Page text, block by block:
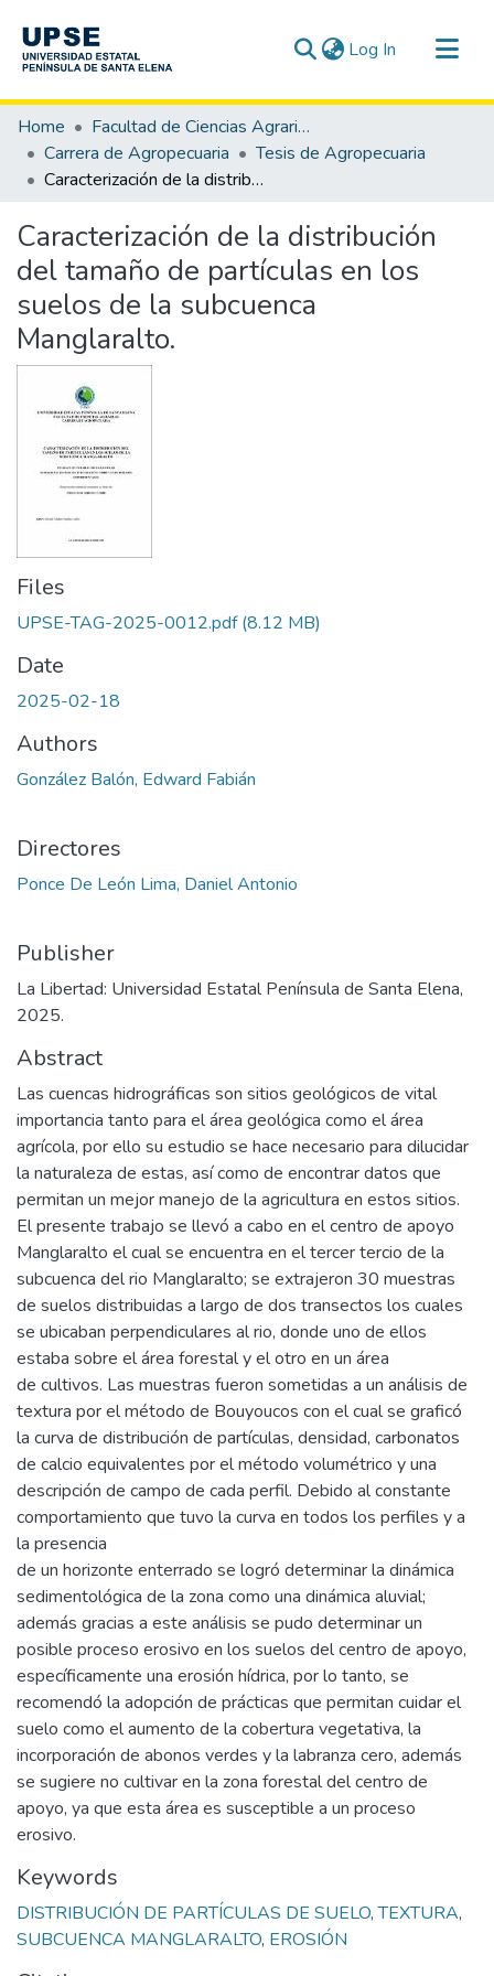
Log In (current)
Communities & Collections
All of DSpace
Statistics
Home
Facultad de Ciencias Agrarias
Carrera de Agropecuaria
Tesis de Agropecuaria
Caracterización de la distribución del tamaño de partículas en los suelos de la subcuenca Manglaralto.
Caracterización de la distribución
del tamaño de partículas en los
suelos de la subcuenca
Manglaralto.
Files
UPSE-TAG-2025-0012.pdf(8.12 MB)
Date
2025-02-18
Authors
González Balón, Edward Fabián
Directores
Ponce De León Lima, Daniel Antonio
Publisher
La Libertad: Universidad Estatal Península de Santa Elena,
2025.
Abstract
Las cuencas hidrográficas son sitios geológicos de vital
importancia tanto para el área geológica como el área
agrícola, por ello su estudio se hace necesario para dilucidar
la naturaleza de estas, así como de encontrar datos que
permitan un mejor manejo de la agricultura en estos sitios.
El presente trabajo se llevó a cabo en el centro de apoyo
Manglaralto el cual se encuentra en el tercer tercio de la
subcuenca del rio Manglaralto; se extrajeron 30 muestras
de suelos distribuidas a largo de dos transectos los cuales
se ubicaban perpendiculares al rio, donde uno de ellos
estaba sobre el área forestal y el otro en un área
de cultivos. Las muestras fueron sometidas a un análisis de
textura por el método de Bouyoucos con el cual se graficó
la curva de distribución de partículas, densidad, carbonatos
de calcio equivalentes por el método volumétrico y una
descripción de campo de cada perfil. Debido al constante
comportamiento que tuvo la curva en todos los perfiles y a
la presencia
de un horizonte enterrado se logró determinar la dinámica
sedimentológica de la zona como una dinámica aluvial;
además gracias a este análisis se pudo determinar un
posible proceso erosivo en los suelos del centro de apoyo,
específicamente una erosión hídrica, por lo tanto, se
recomendó la adopción de prácticas que permitan cuidar el
suelo como el aumento de la cobertura vegetativa, la
incorporación de abonos verdes y la labranza cero, además
se sugiere no cultivar en la zona forestal del centro de
apoyo, ya que esta área es susceptible a un proceso
erosivo.
Keywords
DISTRIBUCIÓN DE PARTÍCULAS DE SUELO,TEXTURA,
SUBCUENCA MANGLARALTO, EROSIÓN